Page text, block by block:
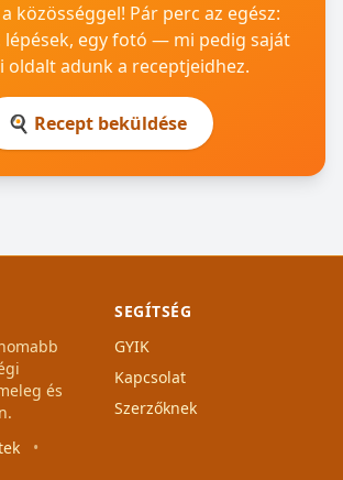
közösséggel! Pár perc az egész:
lépések, egy fotó — mi pedig saját
oldalt adunk a receptjeidhez.
🍳 Recept beküldése
és
•
SEGÍTSÉG
GYIK
Kapcsolat
Szerzőknek